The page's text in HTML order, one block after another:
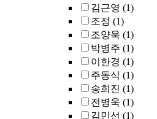
김근영 (1)
조정 (1)
조양욱 (1)
박병주 (1)
이한경 (1)
주동식 (1)
송희진 (1)
전병욱 (1)
김민선 (1)